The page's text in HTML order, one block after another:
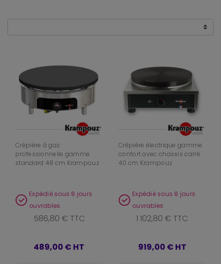
Crêpière à gaz
professionnelle gamme
standard 48 cm Krampouz
Expédié sous 8 jours
ouvrables
586,80 € TTC
489,00 € HT
Crêpière électrique gamme
confort avec chassis carré
40 cm Krampouz
Expédié sous 8 jours
ouvrables
1 102,80 € TTC
919,00 € HT